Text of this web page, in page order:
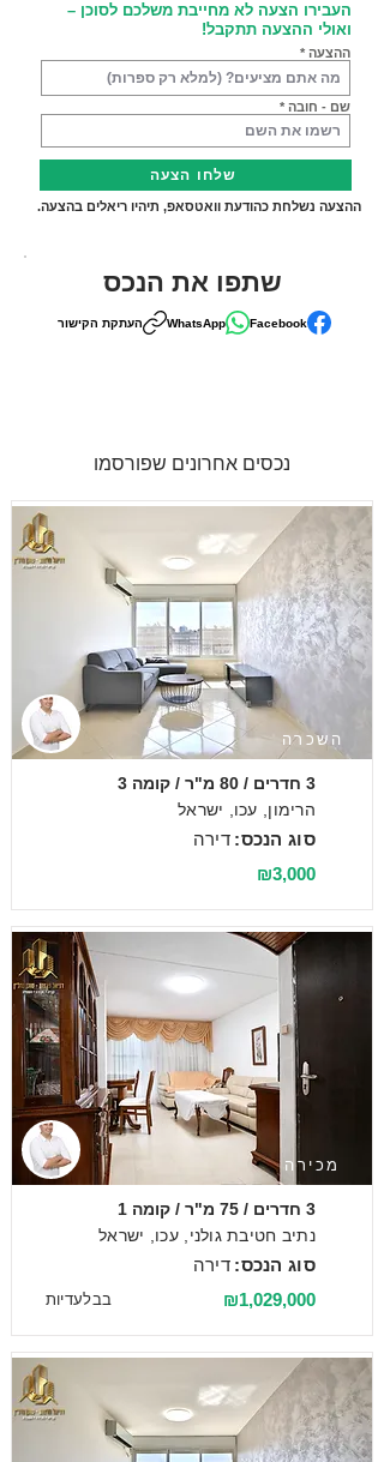
העבירו הצעה לא מחייבת משלכם לסוכן –
ואולי ההצעה תתקבל!
ההצעה
שם - חובה
שלחו הצעה
ההצעה נשלחת כהודעת וואטסאפ, תיהיו ריאלים בהצעה.
שתפו את הנכס
Facebook
WhatsApp העתקת הקישור
נכסים אחרונים שפורסמו
השכרה
3 חדרים / 80 מ"ר / קומה 3
הרימון, עכו, ישראל
דירה סוג הנכס:
₪3,000
מכירה
3 חדרים / 75 מ"ר / קומה 1
נתיב חטיבת גולני, עכו, ישראל
דירה סוג הנכס:
בבלעדיות ₪1,029,000